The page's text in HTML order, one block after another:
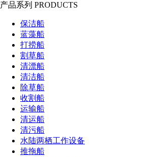
产品系列 PRODUCTS
保洁船
蓝藻船
打捞船
割草船
清漂船
清洁船
除草船
收割船
运输船
清运船
清污船
水陆两栖工作设备
推拖船